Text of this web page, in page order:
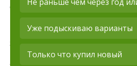
Уже подыскиваю варианты
Только что купил новый
ограничений по времени видео, и
root-права для работы. На
наложить дополнительные
звуки.